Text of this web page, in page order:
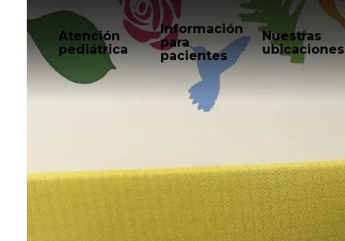
Atención
pediátrica
Información
para
pacientes
Nuestras
ubicaciones